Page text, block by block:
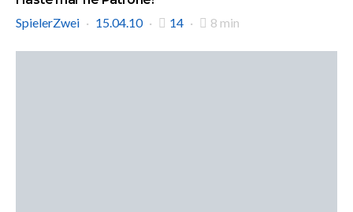
SpielerZwei
15.04.10 14 8 min